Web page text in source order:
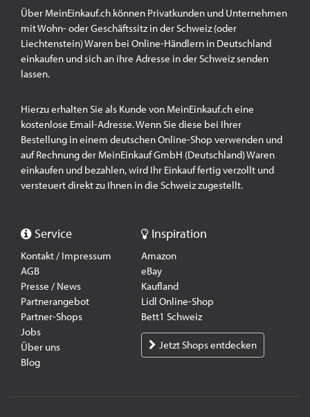
Über MeinEinkauf.ch können Privatkunden und Unternehmen
mit Wohn- oder Geschäftssitz in der Schweiz (oder
Liechtenstein) Waren bei Online-Händlern in Deutschland
einkaufen und sich an ihre Adresse in der Schweiz senden
lassen.
Hierzu erhalten Sie als Kunde von MeinEinkauf.ch eine
kostenlose Email-Adresse. Wenn Sie diese bei Ihrer
Bestellung in einem deutschen Online-Shop verwenden und
auf Rechnung der MeinEinkauf GmbH (Deutschland) Waren
einkaufen und bezahlen, wird Ihr Einkauf fertig verzollt und
versteuert direkt zu Ihnen in die Schweiz zugestellt.
Service
Kontakt / Impressum
AGB
Presse / News
Partnerangebot
Partner-Shops
Jobs
Über uns
Blog
Inspiration
Amazon
eBay
Kaufland
Lidl Online-Shop
Bett1 Schweiz
Jetzt Shops entdecken